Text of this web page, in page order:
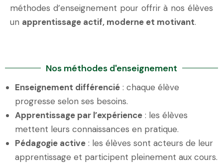
méthodes d’enseignement pour offrir à nos élèves
un apprentissage actif, moderne et motivant.
Nos méthodes d'enseignement
Enseignement différencié : chaque élève
progresse selon ses besoins.
Apprentissage par l’expérience : les élèves
mettent leurs connaissances en pratique.
Pédagogie active : les élèves sont acteurs de leur
apprentissage et participent pleinement aux cours.